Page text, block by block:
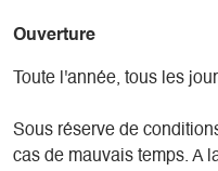
Ouverture
Toute l'année, tous les
Sous réserve de
cas de mauvais temps. A